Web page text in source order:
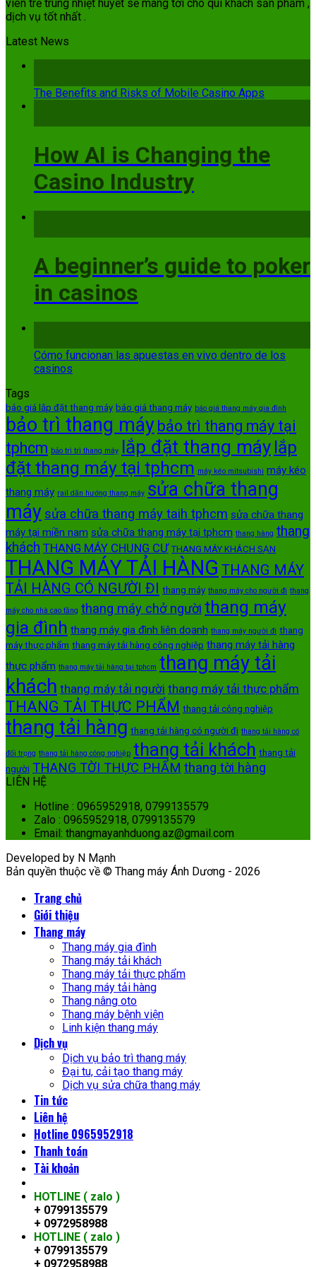
viên trẻ trung nhiệt huyết sẽ mang tới cho quí khách sản phẩm ,
dịch vụ tốt nhất .
Latest News
The Benefits and Risks of Mobile Casino Apps
How AI is Changing the
Casino Industry
A beginner’s guide to poker
in casinos
Cómo funcionan las apuestas en vivo dentro de los
casinos
Tags
báo giá lắp đặt thang máy báo giá thang máy báo giá thang máy gia đình
bảo trì thang máy bảo trì thang máy tại
tphcm bảo trì trì thang máy lắp đặt thang máy lắp
đặt thang máy tại tphcm máy kéo mitsubishi máy kéo
thang máy rail dãn hướng thang máy sửa chữa thang
máy sửa chữa thang máy taih tphcm sửa chữa thang
máy tại miền nam sửa chữa thang máy tại tphcm thang hàng thang
khách THANG MÁY CHUNG CƯ THANG MÁY KHÁCH SẠN
THANG MÁY TẢI HÀNG THANG MÁY
TẢI HÀNG CÓ NGƯỜI ĐI thang máy thang máy cho người đi thang
máy cho nhà cao tầng thang máy chở người thang máy
gia đình thang máy gia đình liên doanh thang máy người đi thang
máy thực phẩm thang máy tải hàng công nghiệp thang máy tải hàng
thực phẩm thang máy tải hàng tại tphcm thang máy tải
khách thang máy tải người thang máy tải thực phẩm
THANG TẢI THỰC PHẨM thang tải công nghiệp
thang tải hàng thang tải hàng có người đi thang tải hàng có
đối trọng thang tải hàng công nghiệp thang tải khách thang tải
người THANG TỜI THỰC PHẨM thang tời hàng
LIÊN HỆ
Hotline : 0965952918, 0799135579
Zalo : 0965952918, 0799135579
Email: thangmayanhduong.az@gmail.com
Developed by N Mạnh
Bản quyền thuộc về © Thang máy Ánh Dương - 2026
Trang chủ
Giới thiệu
Thang máy
Thang máy gia đình
Thang máy tải khách
Thang máy tải thực phẩm
Thang máy tải hàng
Thang nâng oto
Thang máy bệnh viện
Linh kiện thang máy
Dịch vụ
Dịch vụ bảo trì thang máy
Đại tu, cải tạo thang máy
Dịch vụ sửa chữa thang máy
Tin tức
Liên hệ
Hotline 0965952918
Thanh toán
Tài khoản
HOTLINE ( zalo )
+ 0799135579
+ 0972958988
HOTLINE ( zalo )
+ 0799135579
+ 0972958988